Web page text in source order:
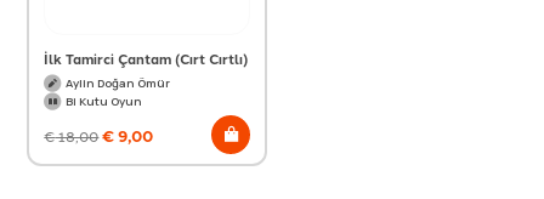
İlk Tamirci Çantam (Cırt Cırtlı)
Aylin Doğan Ömür
Bi Kutu Oyun
€18,00€9,00